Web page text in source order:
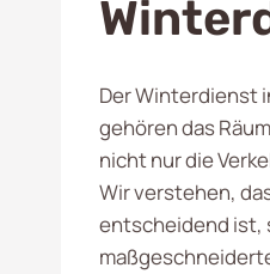
Der Winterdienst
gehören das
nicht nur die
Wir verstehen,
entscheidend ist,